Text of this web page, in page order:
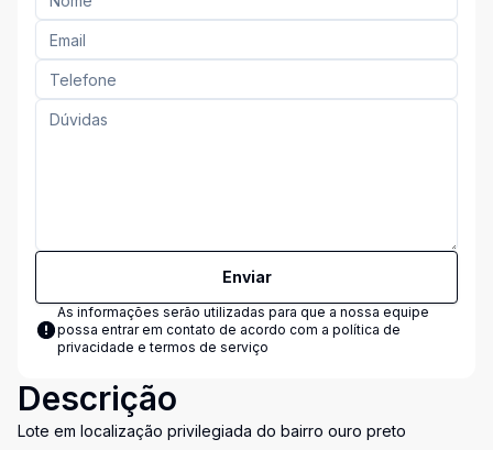
Enviar
As informações serão utilizadas para que a nossa equipe
possa entrar em contato de acordo com a política de
privacidade e termos de serviço
Descrição
Lote em localização privilegiada do bairro ouro preto